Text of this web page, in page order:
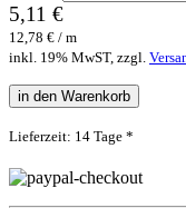
5,11 €
12,78 € / m
inkl. 19% MwST, zzgl.
in den Warenkorb
Lieferzeit: 14 Tage *